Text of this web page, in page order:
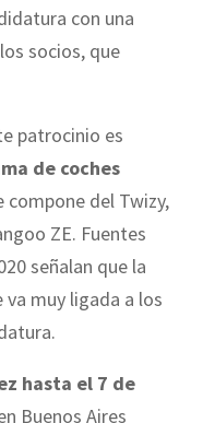
con una
socios, que
patrocinio es
de coches
compone del Twizy,
ZE. Fuentes
señalan que la
muy ligada a los
hasta el 7 de
Buenos Aires